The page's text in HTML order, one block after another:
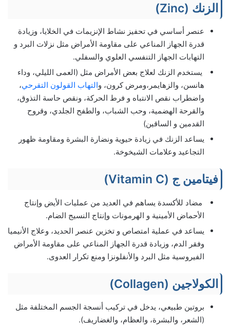
الزنك (Zinc)
عنصر أساسي في تحفيز نشاط الإنزيمات في الخلايا، وزيادة
قدرة الجهاز المناعي على مقاومة الأمراض مثل نزلات البرد و
التهابات الجهاز التنفسي العلوي والسفلي.
يستخدم الزنك لعلاج بعض الأمراض مثل (العمى الليلي، وداء
هانسن، والزهايمر،ومرض كرون، والتهاب القولون التقرحي،
واضطراب نقص الانتباه و فرط الحركة، ونقص حاسة التذوق،
والقرحة الهضمية، وحب الشباب، والطفح الجلدي، وقروح
القدمين و الساقين)
يساعد الزنك في زيادة حيوية ونضارة البشرة ومقاومة ظهور
التجاعيد وعلامات الشيخوخة.
فيتامين ج (Vitamin C)
مضاد للأكسدة يساهم في العديد من عمليات الأيض وإنتاج
الأحماض الأمينية و الهرمونات وإنتاج النسيج الضام.
يساعد في عملية امتصاص و تخزين عنصر الحديد، وعلاج الأنيميا
وفقر الدم، وزيادة قدرة الجهاز المناعي على مقاومة الأمراض
الفيروسية مثل البرد والأنفلونزا ومنع تكرار العدوى.
الكولاجين (Collagen)
بروتين طبيعي، يدخل في تركيب أنسجة الجسم المختلفة مثل
(الشعر، والبشرة، والعظام، والغضاريف).